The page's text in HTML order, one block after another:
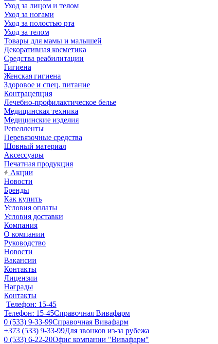
Уход за лицом и телом
Уход за ногами
Уход за полостью рта
Уход за телом
Товары для мамы и малышей
Декоративная косметика
Средства реабилитации
Гигиена
Женская гигиена
Здоровое и спец. питание
Контрацепция
Лечебно-профилактическое белье
Медицинская техника
Медицинские изделия
Репелленты
Перевязочные средства
Шовный материал
Аксессуары
Печатная продукция
Акции
Новости
Бренды
Как купить
Условия оплаты
Условия доставки
Компания
О компании
Руководство
Новости
Вакансии
Контакты
Лицензии
Награды
Контакты
Телефон: 15-45
Телефон: 15-45Справочная Вивафарм
0 (533) 9-33-99Справочная Вивафарм
+373 (533) 9-33-99Для звонков из-за рубежа
0 (533) 6-22-20Офис компании "Вивафарм"